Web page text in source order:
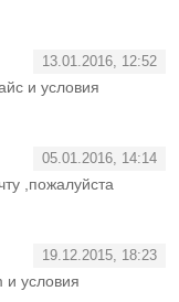
13.01.2016, 12:52
и условия
05.01.2016, 14:14
,пожалуйста
19.12.2015, 18:23
и условия